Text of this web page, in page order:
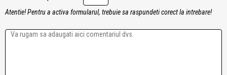
Atentie! Pentru a activa formularul, trebuie sa raspundeti corect la intrebare!